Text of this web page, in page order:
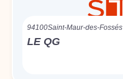
94100Saint-Maur-des-Fossés
LE QG